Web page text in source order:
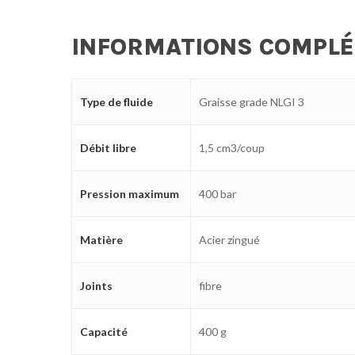
INFORMATIONS
Type de fluide Graisse grade NLGI 3
Débit libre 1,5 cm3/coup
Pression maximum 400 bar
Matière Acier zingué
Joints fibre
Capacité 400 g